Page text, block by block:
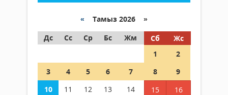
« Тамыз 2026 »
Дс
Сс Ср Бс Жм Сб
Жс
1
2
3
4 5 6 7 8
9
10
11 12 13 14 15
16